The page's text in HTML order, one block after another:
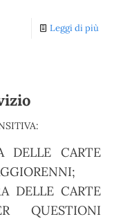
Leggi di più
DELLE CARTE
DELLE CARTE
QUESTIONI